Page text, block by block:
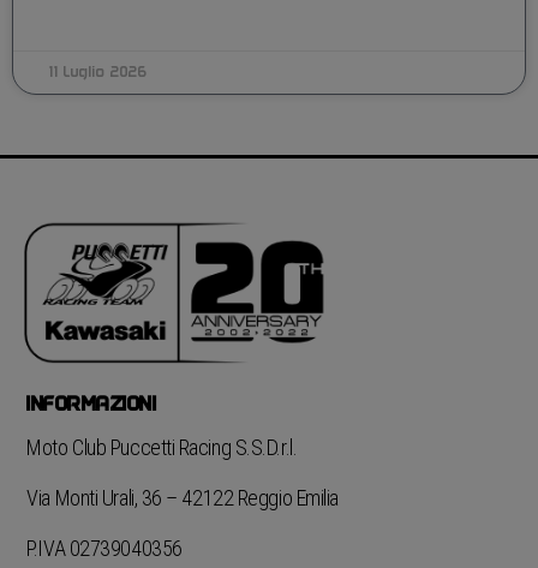
11 Luglio 2026
INFORMAZIONI
Moto Club Puccetti Racing S.S.D.r.l.
Via Monti Urali, 36 – 42122 Reggio Emilia
P.IVA 02739040356